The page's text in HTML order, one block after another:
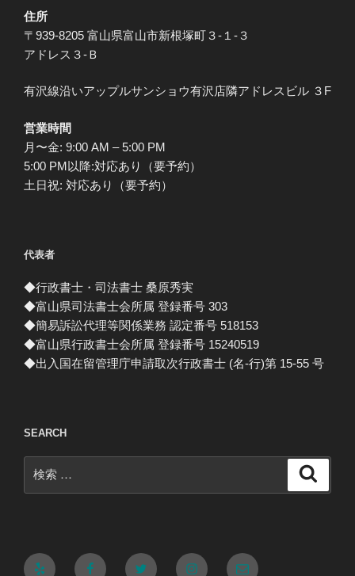
住所
〒939-8205 富山県富山市新根塚町３-１-３
アドレス３-Ｂ
有沢線沿いアップルサンショウ有沢店隣アドレスビル ３F
営業時間
月〜金: 9:00 AM – 5:00 PM
5:00 PM以降:対応あり（要予約）
土日祝: 対応あり（要予約）
代表者
◆行政書士・司法書士 桑原秀実
◆富山県司法書士会所属 登録番号 303
◆簡易訴訟代理等関係業務 認定番号 518153
◆富山県行政書士会所属 登録番号 15240519
◆出入国在留管理庁申請取次行政書士 (名-行)第 15-55 号
SEARCH
索:
Yelp FacebookTwitter Instagram
メ